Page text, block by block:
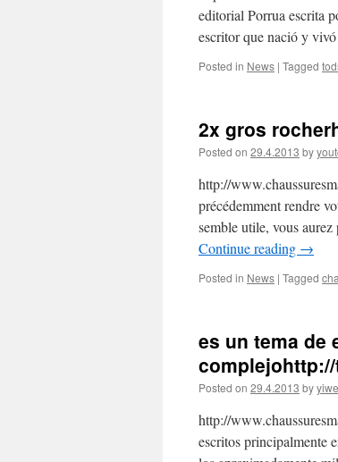
editorial Porrua escrita
escritor que nació y
Posted in News | Tagged
2x gros
Posted on 29.4.2013 by
http://
précédemment rendre
semble utile, vous
Continue reading →
Posted in News | Tagged
es un tema de
Posted on 29.4.2013 by
http://
escritos principalmente